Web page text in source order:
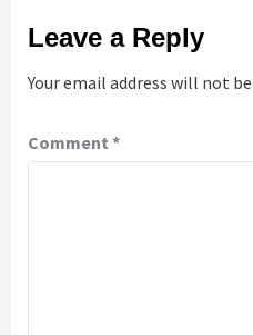
Leave a Reply
Your email address will not
Comment *